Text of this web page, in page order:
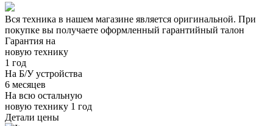
Вся техника в нашем магазине является оригинальной. При
покупке вы получаете оформленный гарантийный талон
Гарантия на
новую технику
1 год
На Б/У устройства
6 месяцев
На всю остальную
новую технику 1 год
Детали цены